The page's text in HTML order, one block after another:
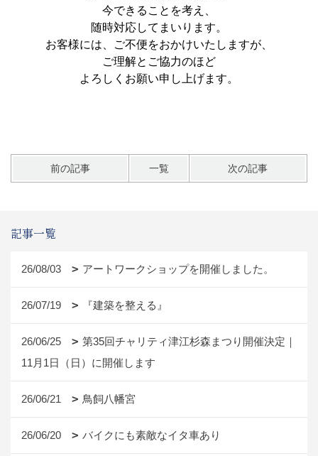
今できることを考え、
随時対応してまいります。
お客様には、ご不便をおかけいたしますが、
ご理解とご協力のほど
よろしくお願い申し上げます。
前の記事 一覧 次の記事
記事一覧
26/08/03 アートワークショップを開催しました。
26/07/19 『建築を整える』
26/06/25
第35回チャリティ津江杉森まつり開催決定｜
11月1日（日）に開催します
26/06/21 鳥飼八幡宮
26/06/20 バイクにも素敵なイタ車あり